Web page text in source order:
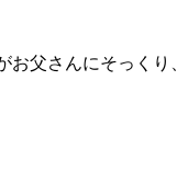
父さんにそっく